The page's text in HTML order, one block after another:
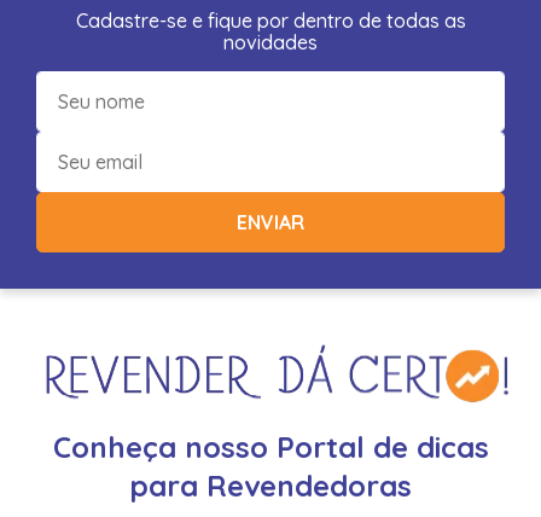
Cadastre-se e fique por dentro de todas as
novidades
ENVIAR
Conheça nosso Portal de dicas
para Revendedoras